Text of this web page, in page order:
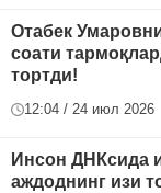
Отабек
соати
тортди!
12:04 / 24 июл 2026
Инсон ДНКсида
аждоднинг изи